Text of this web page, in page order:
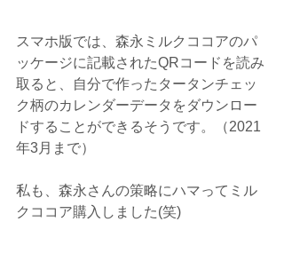
スマホ版では、森永ミルクココアのパ
ッケージに記載されたQRコードを読み
取ると、自分で作ったタータンチェッ
ク柄のカレンダーデータをダウンロー
ドすることができるそうです。（2021
年3月まで）
私も、森永さんの策略にハマってミル
クココア購入しました(笑)